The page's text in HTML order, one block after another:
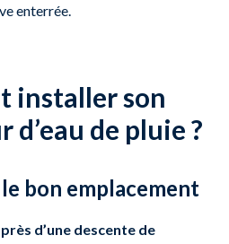
enterrée.
installer son
de pluie ?
bon emplacement
d’une descente de